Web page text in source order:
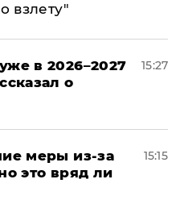
взлету"
в 2026–2027
о
15:27
меры из-за
это вряд ли
15:15